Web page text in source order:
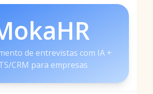
de entrevistas com IA +
CRM para empresas